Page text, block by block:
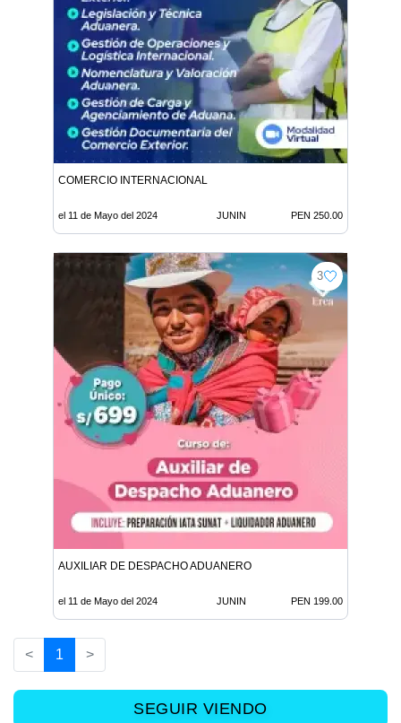
COMERCIO INTERNACIONAL
el 11 de Mayo del 2024 JUNIN PEN 250.00
3
AUXILIAR DE DESPACHO ADUANERO
el 11 de Mayo del 2024 JUNIN PEN 199.00
< 1 >
SEGUIR VIENDO